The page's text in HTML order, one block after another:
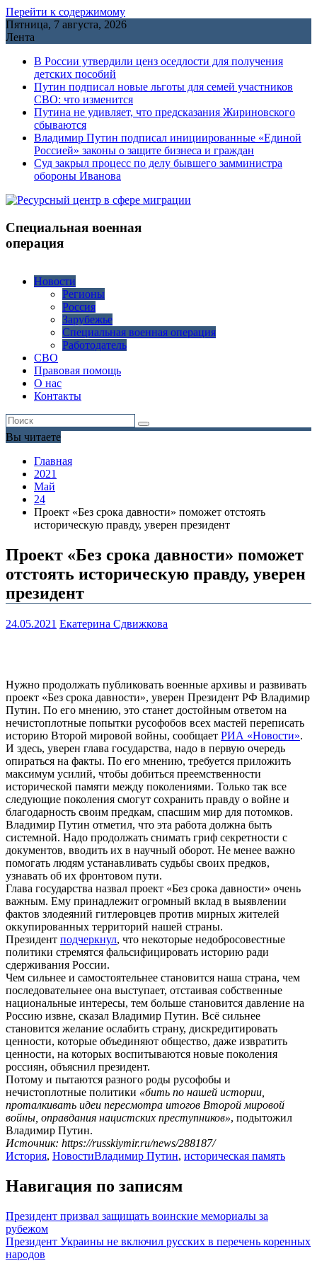
Перейти к содержимому
Пятница, 7 августа, 2026
Лента
В России утвердили ценз оседлости для получения
детских пособий
Путин подписал новые льготы для семей участников
СВО: что изменится
Путина не удивляет, что предсказания Жириновского
сбываются
Владимир Путин подписал инициированные «Единой
Россией» законы о защите бизнеса и граждан
Cуд закрыл процесс по делу бывшего замминистра
обороны Иванова
Специальная военная
операция
Новости
Регионы
Россия
Зарубежье
Специальная военная операция
Работодатель
СВО
Правовая помощь
О нас
Контакты
Вы читаете
Главная
2021
Май
24
Проект «Без срока давности» поможет отстоять
историческую правду, уверен президент
Проект «Без срока давности» поможет
отстоять историческую правду, уверен
президент
24.05.2021 Екатерина Сдвижкова
Нужно продолжать публиковать военные архивы и развивать
проект «Без срока давности», уверен Президент РФ Владимир
Путин. По его мнению, это станет достойным ответом на
нечистоплотные попытки русофобов всех мастей переписать
историю Второй мировой войны, сообщает РИА «Новости».
И здесь, уверен глава государства, надо в первую очередь
опираться на факты. По его мнению, требуется приложить
максимум усилий, чтобы добиться преемственности
исторической памяти между поколениями. Только так все
следующие поколения смогут сохранить правду о войне и
благодарность своим предкам, спасшим мир для потомков.
Владимир Путин отметил, что эта работа должна быть
системной. Надо продолжать снимать гриф секретности с
документов, вводить их в научный оборот. Не менее важно
помогать людям устанавливать судьбы своих предков,
узнавать об их фронтовом пути.
Глава государства назвал проект «Без срока давности» очень
важным. Ему принадлежит огромный вклад в выявлении
фактов злодеяний гитлеровцев против мирных жителей
оккупированных территорий нашей страны.
Президент подчеркнул, что некоторые недобросовестные
политики стремятся фальсифицировать историю ради
сдерживания России.
Чем сильнее и самостоятельнее становится наша страна, чем
последовательнее она выступает, отстаивая собственные
национальные интересы, тем больше становится давление на
Россию извне, сказал Владимир Путин. Всё сильнее
становится желание ослабить страну, дискредитировать
ценности, которые объединяют общество, даже извратить
ценности, на которых воспитываются новые поколения
россиян, объяснил президент.
Потому и пытаются разного роды русофобы и
нечистоплотные политики «бить по нашей истории,
проталкивать идеи пересмотра итогов Второй мировой
войны, оправдания нацистских преступников», подытожил
Владимир Путин.
Источник: https://russkiymir.ru/news/288187/
История, НовостиВладимир Путин, историческая память
Навигация по записям
Президент призвал защищать воинские мемориалы за
рубежом
Президент Украины не включил русских в перечень коренных
народов